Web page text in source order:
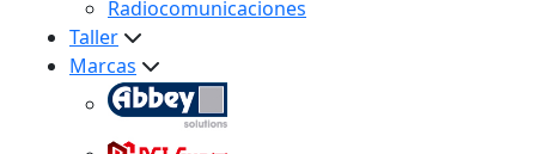
Radiocomunicaciones
Taller
Marcas